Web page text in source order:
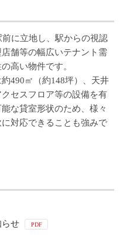
に立地し、駅からの視認
舗等の幅広いテナント需
高い物件です。
490㎡（約148坪）、天井
セスフロア等の設備を有
な貸室形状のため、様々
対応できることも強みで
らせ
PDF